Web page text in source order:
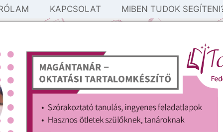
KAPCSOLAT MIBEN TUDOK